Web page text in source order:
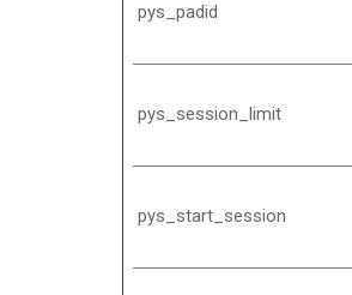
pys_padid
pys_session_limit
pys_start_session